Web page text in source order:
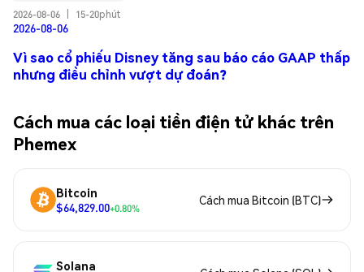
2026-08-06
15-20phút
2026-08-06
Vì sao cổ phiếu Disney tăng sau báo cáo GAAP thấp
nhưng điều chỉnh vượt dự đoán?
Cách mua các loại tiền điện tử khác trên
Phemex
Bitcoin
$64,829.00+0.80%
Cách mua Bitcoin (BTC)
Solana